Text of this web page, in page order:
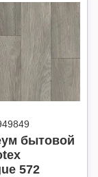
бытовой
572